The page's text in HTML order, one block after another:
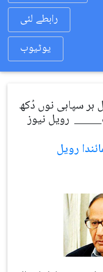
رابطے لئی
یوٹیوب
ہر سپاہی نوں دُکھ
رویل نیوز